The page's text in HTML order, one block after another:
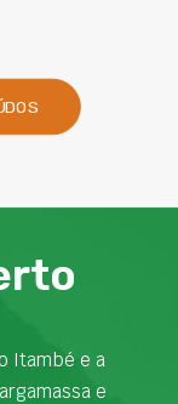
Itambé e a
e